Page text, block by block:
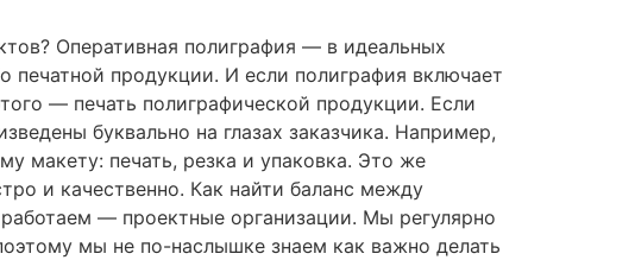
Оперативная полиграфия — в идеальных
печатной продукции. И если полиграфия включает
— печать полиграфической продукции. Если
буквально на глазах заказчика. Например,
макету: печать, резка и упаковка. Это же
и качественно. Как найти баланс между
— проектные организации. Мы регулярно
мы не по-наслышке знаем как важно делать